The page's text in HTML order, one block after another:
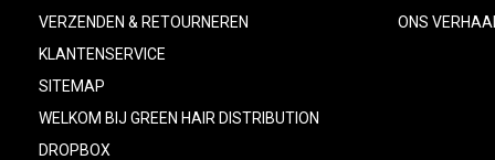
VERZENDEN & RETOURNEREN
KLANTENSERVICE
SITEMAP
WELKOM BIJ GREEN HAIR DISTRIBUTION
DROPBOX
ONS